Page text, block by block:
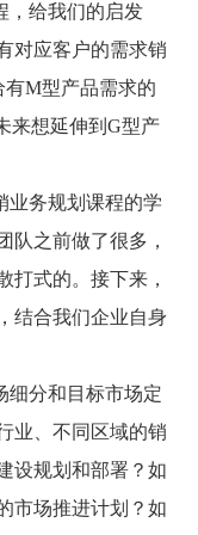
，给我们的启发
对应客户的需求销
M型产品需求的
来想延伸到G型产
业务规划课程的学
队之前做了很多，
打式的。接下来，
结合我们企业自身
细分和目标市场定
业、不同区域的销
设规划和部署？如
市场推进计划？如